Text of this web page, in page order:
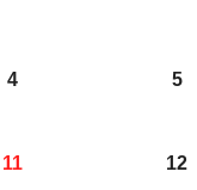
4 5
11 12